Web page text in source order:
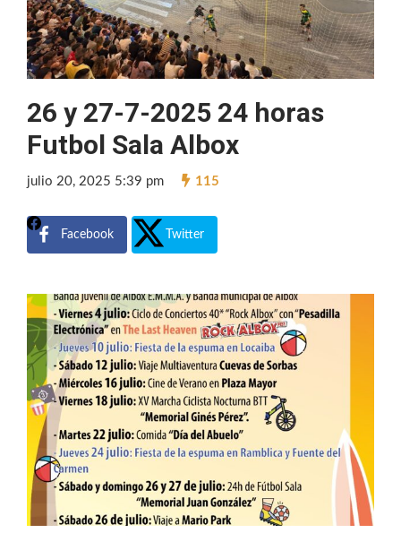
26 y 27-7-2025 24 horas
Futbol Sala Albox
julio 20, 2025 5:39 pm 115
Facebook Twitter